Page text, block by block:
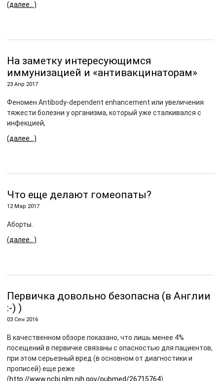
(далее…)
На заметку интересующимся
иммунизацией и «антивакцинаторам»
23 Апр 2017
Феномен Antibody-dependent enhancement или увеличения
тяжести болезни у организма, который уже сталкивался с
инфекцией,
(далее…)
Что еще делают гомеопаты?
12 Мар 2017
Аборты.
(далее…)
Первичка довольно безопасна (в Англии
:-) )
03 Сен 2016
В качественном обзоре показано, что лишь менее 4%
посещений в первичке связаны с опасностью для пациентов,
при этом серьезный вред (в основном от диагностики и
прописей) еще реже
(http://www.ncbi.nlm.nih.gov/pubmed/26715764)